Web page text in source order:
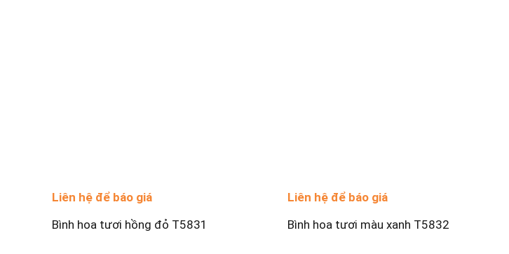
Liên hệ để báo giá
Bình hoa tươi hồng đỏ T5831
Liên hệ để báo giá
Bình hoa tươi màu xanh T5832